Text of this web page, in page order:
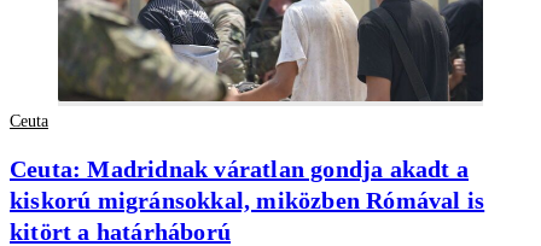
Ceuta
Ceuta: Madridnak váratlan gondja akadt a
kiskorú migránsokkal, miközben Rómával is
kitört a határháború